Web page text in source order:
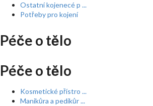
Ostatní kojenecé p ...
Potřeby pro kojení
Péče o tělo
Péče o tělo
Kosmetické přístro ...
Manikůra a pedikůr ...